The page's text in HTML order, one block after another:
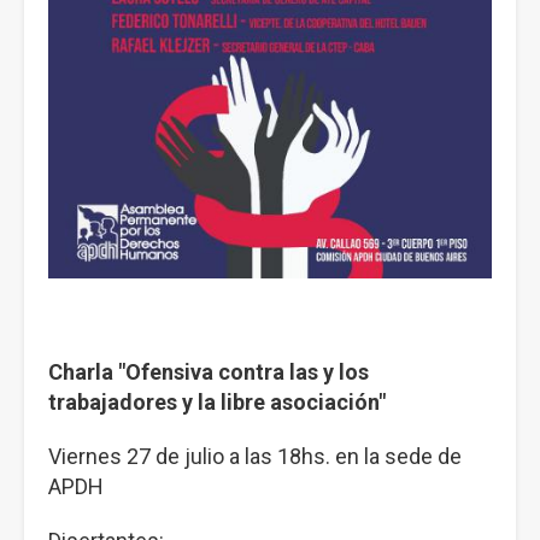
Charla "Ofensiva contra las y los
trabajadores y la libre asociación"
Viernes 27 de julio a las 18hs. en la sede de
APDH